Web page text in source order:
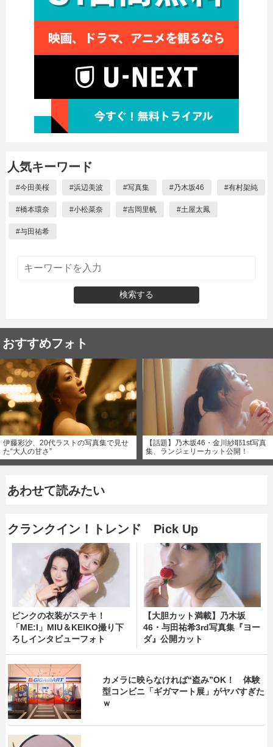
人気キーワード
#今田美桜 #浜辺美波 #写真集 #乃木坂46 #有村架純
#橋本環奈 #小松菜奈 #吉岡里帆 #土屋太鳳
#与田祐希
検索する
おすすめフォト
伊藤彩沙、20代ラストの写真集で見せ
た“大人の甘さ”
【話題】乃木坂46・金川紗耶1st写真
集、ランジェリーカット公開！
あわせて読みたい
クランクイン！トレンド Pick Up
ピンクの衣装がステキ！
「ME:I」MIU＆KEIKO撮り下
ろしインタビューフォト
【大胆カット満載】乃木坂
46・与田祐希3rd写真集『ヨー
ダ』公開カット
カメラに映らなければ“盗み”OK！ 体験
型コンビニ「ギガマート展」がヤバすぎた
ｗ